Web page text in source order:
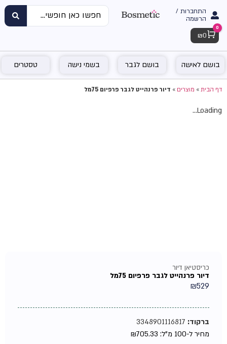
התחברות /
הרשמה
Cart
0
₪ 0
בושם לאישה בושם לגבר בשמי נישה טסטרים
דף הבית»מוצרים»דיור פרנהייט לגבר פרפיום 75מל
Loading...
כריסטיאן דיור
דיור פרנהייט לגבר פרפיום 75מל
₪529
ברקוד:3348901116817
מחיר ל-100 מ"ל:
₪705.33